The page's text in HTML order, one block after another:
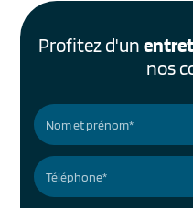
Profitez d'un
nos